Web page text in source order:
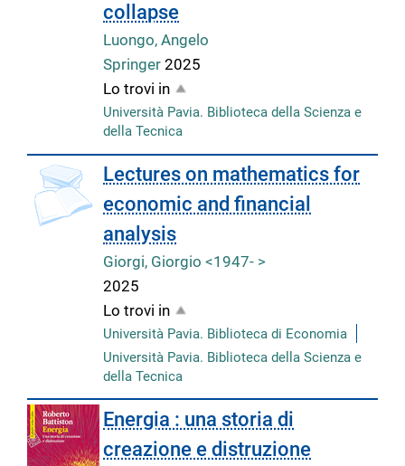
collapse
Luongo, Angelo
Springer2025
Lo trovi in
Università Pavia. Biblioteca della Scienza e
della Tecnica
Lectures on mathematics for
economic and financial
analysis
Giorgi, Giorgio <1947- >
2025
Lo trovi in
Università Pavia. Biblioteca di Economia
Università Pavia. Biblioteca della Scienza e
della Tecnica
Energia : una storia di
creazione e distruzione